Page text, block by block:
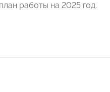
работы на 2025 год.